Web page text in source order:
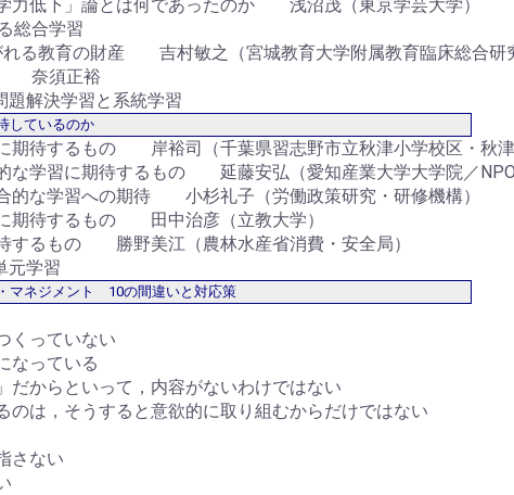
力低下」論とは何であったのか 浅沼茂（東京学芸大学）
総合学習
る教育の財産 吉村敏之（宮城教育大学附属教育臨床総合研
奈須正裕
題解決学習と系統学習
しているのか
期待するもの 岸裕司（千葉県習志野市立秋津小学校区・秋津
な学習に期待するもの 延藤安弘（愛知産業大学大学院／NPO
的な学習への期待 小杉礼子（労働政策研究・研修機構）
期待するもの 田中治彦（立教大学）
するもの 勝野美江（農林水産省消費・安全局）
元学習
マネジメント 10の間違いと対応策
くっていない
なっている
だからといって，内容がないわけではない
のは，そうすると意欲的に取り組むからだけではない
さない